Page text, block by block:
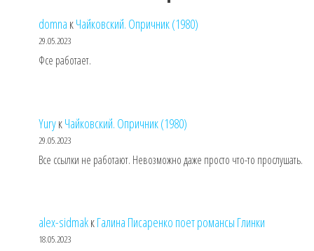
domna кЧайковский. Опричник (1980)
29.05.2023
Фсе работает.
YuryкЧайковский. Опричник (1980)
29.05.2023
Все ссылки не работают. Невозможно даже просто что-то прослушать.
alex-sidmakкГалина Писаренко поет романсы Глинки
18.05.2023